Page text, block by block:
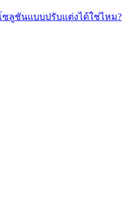
ซลูชันแบบปรับแต่งได้ใช่ไหม?